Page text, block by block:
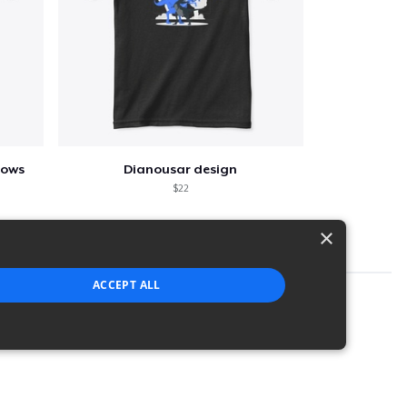
Dianousar design
$22
×
ACCEPT ALL